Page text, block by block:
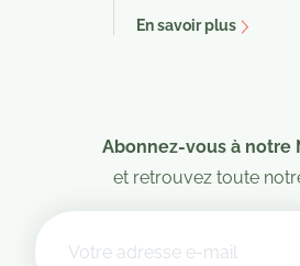
En savoir plus
Abonnez-vous à notre
et retrouvez toute